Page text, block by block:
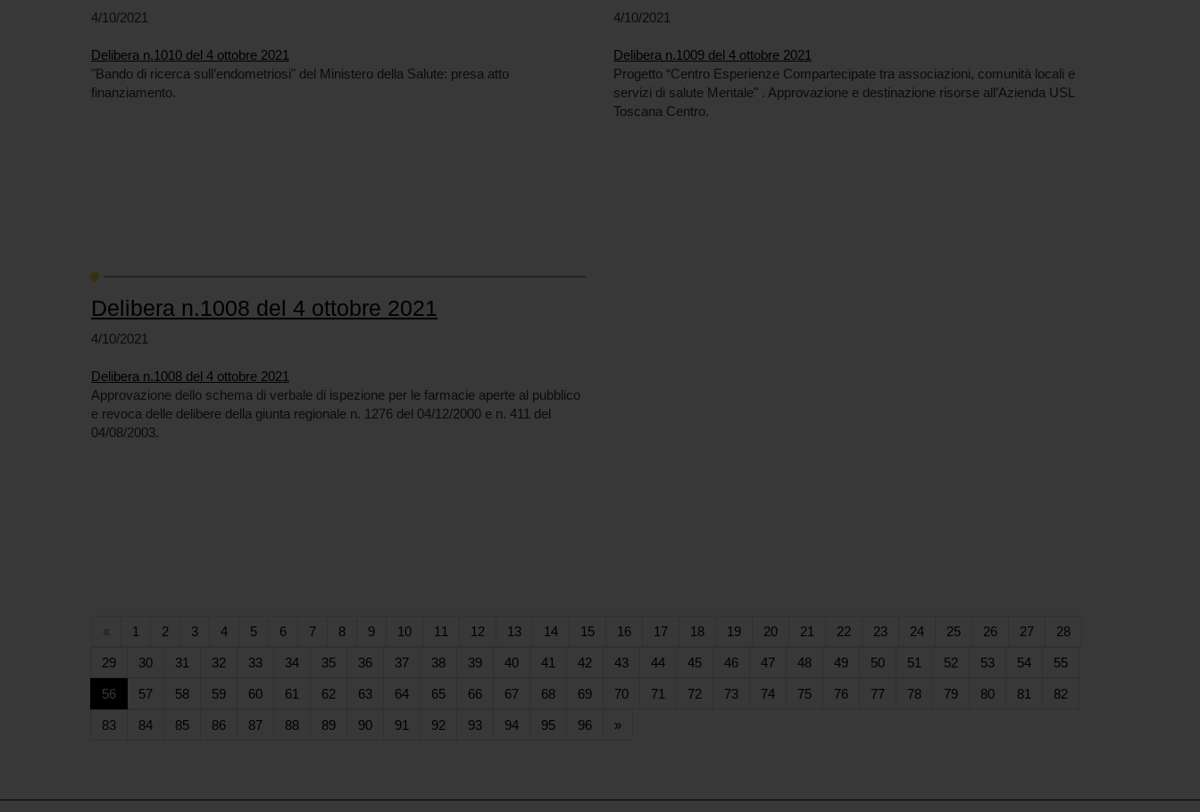
4/10/2021
Delibera n.1010 del 4 ottobre 2021
"Bando di ricerca sull’endometriosi" del Ministero della Salute: presa atto
finanziamento.
4/10/2021
Delibera n.1009 del 4 ottobre 2021
Progetto “Centro Esperienze Compartecipate tra associazioni, comunità locali e
servizi di salute Mentale" . Approvazione e destinazione risorse all’Azienda USL
Toscana Centro.
Delibera n.1008 del 4 ottobre 2021
4/10/2021
Delibera n.1008 del 4 ottobre 2021
Approvazione dello schema di verbale di ispezione per le farmacie aperte al pubblico
e revoca delle delibere della giunta regionale n. 1276 del 04/12/2000 e n. 411 del
04/08/2003.
« 1 (current)
2 (current)
3(current)
4(current)
5(current)
6(current)
7(current)
8(current)
9(current)
10(current)
11 (current)
12 (current)
13(current)
14(current)
15(current)
16(current)
17(current)
18(current)
19(current)
20(current)
21 (current)
22 (current)
23(current)
24(current)
25(current)
26(current)
27(current)
28(current)
29(current)
30(current)
31 (current)
32 (current)
33(current)
34(current)
35(current)
36(current)
37(current)
38(current)
39(current)
40(current)
41 (current)
42 (current)
43(current)
44(current)
45(current)
46(current)
47(current)
48(current)
49(current)
50(current)
51 (current)
52 (current)
53(current)
54(current)
55(current)
56(current)
57(current)
58(current)
59(current)
60(current)
61 (current)
62 (current)
63(current)
64(current)
65(current)
66(current)
67(current)
68(current)
69(current)
70(current)
71 (current)
72 (current)
73(current)
74(current)
75(current)
76(current)
77(current)
78(current)
79(current)
80(current)
81 (current)
82
83(current)
84(current)
85(current)
86(current)
87(current)
88(current)
89(current)
90(current)
91 (current)
92 (current)
93(current)
94(current)
95(current)
96(current)
»